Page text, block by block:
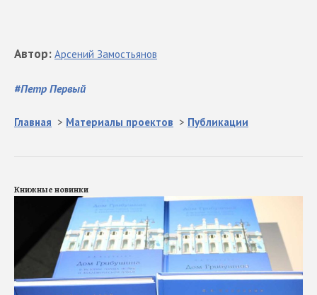
#Петр Первый
Автор: Арсений Замостьянов
Главная > Материалы проектов > Публикации
Книжные новинки